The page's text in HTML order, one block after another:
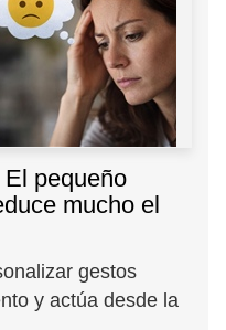
pequeño
mucho el
gestos
y actúa desde la